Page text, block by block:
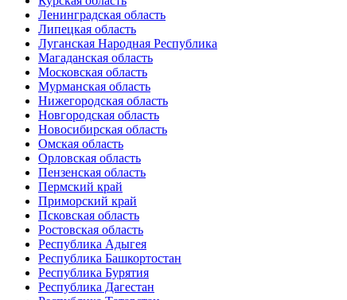
Ленинградская область
Липецкая область
Луганская Народная Республика
Магаданская область
Московская область
Мурманская область
Нижегородская область
Новгородская область
Новосибирская область
Омская область
Орловская область
Пензенская область
Пермский край
Приморский край
Псковская область
Ростовская область
Республика Адыгея
Республика Башкортостан
Республика Бурятия
Республика Дагестан